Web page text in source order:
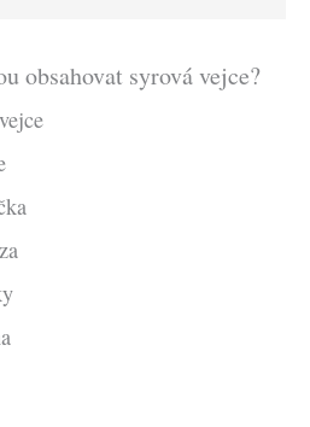
obsahovat syrová vejce?